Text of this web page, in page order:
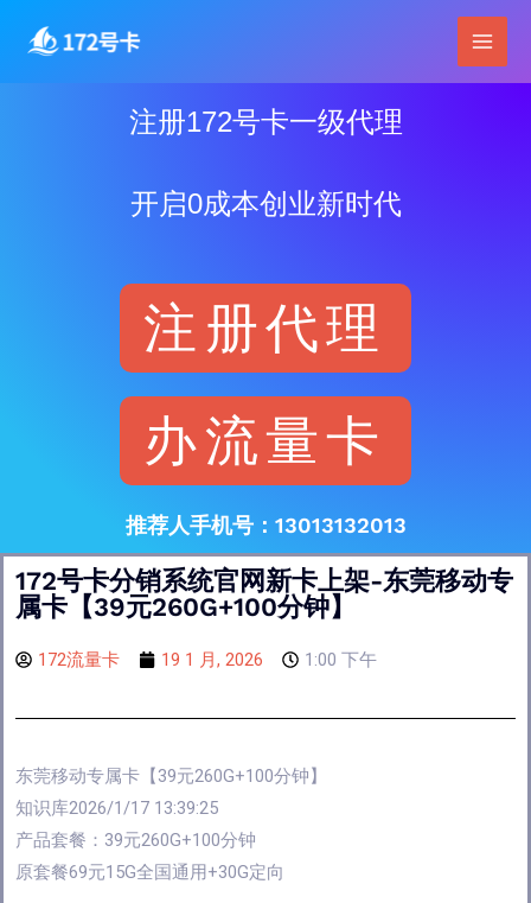
内
Main
注册172号卡一级代理
开启0成本创业新时代
注册代理
办流量卡
推荐人手机号：13013132013
172号卡分销系统官网新卡上架-东莞移动专
属卡【39元260G+100分钟】
172流量卡 19 1 月, 2026 1:00 下午
东莞移动专属卡【39元260G+100分钟】
知识库2026/1/17 13:39:25
产品套餐：39元260G+100分钟
原套餐69元15G全国通用+30G定向